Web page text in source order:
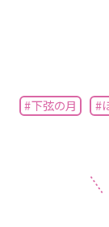
#下弦の月 #